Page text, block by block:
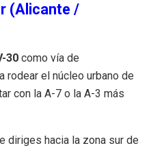
(Alicante /
30 como vía de
rodear el núcleo urbano de
con la A-7 o la A-3 más
diriges hacia la zona sur de